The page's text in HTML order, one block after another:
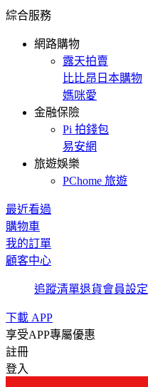
綜合服務
網路購物
露天拍賣
比比昂日本購物
媽咪愛
金融保險
Pi 拍錢包
易安網
旅遊娛樂
PChome 旅遊
最近看過
購物車
我的訂單
顧客中心
追蹤清單退貨會員設定
下載 APP
享受APP專屬優惠
註冊
登入